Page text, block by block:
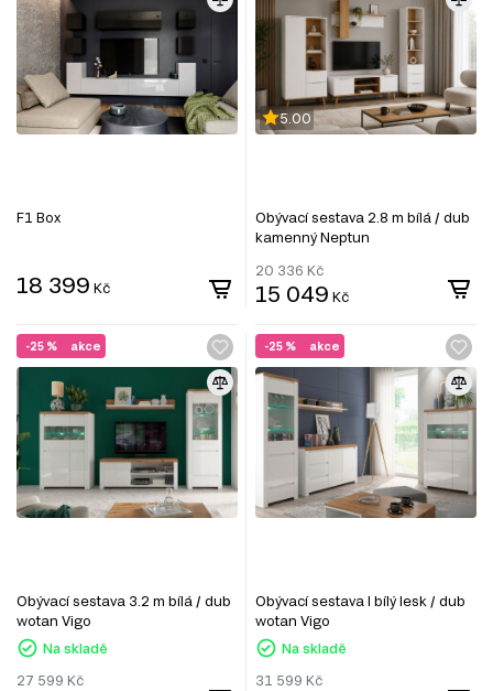
F1 Box
18 399 Kč
5.00
Obývací sestava 2.8 m bílá / dub
kamenný Neptun
20 336 Kč
15 049 Kč
akce
-25 %
Obývací sestava 3.2 m bílá / dub
wotan Vigo
Na skladě
27 599 Kč
akce
-25 %
Obývací sestava I bílý lesk / dub
wotan Vigo
Na skladě
31 599 Kč